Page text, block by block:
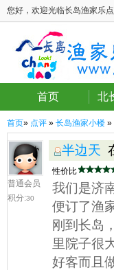
您好，欢迎光临长岛渔家乐点
首页 北
首页» 点评 » 长岛渔家小楼 »
普通会员
积分:30
半边天
性价比
我们是济
便订了渔
刚到长岛
里院子很
好客而且